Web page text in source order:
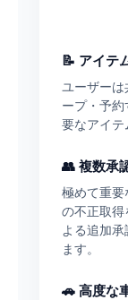
📝 アイテ
ユーザーは
ープ・予
要なアイテ
👥 複数承
極めて重要
の不正取得
よる追加
ます。
🚗 高度な